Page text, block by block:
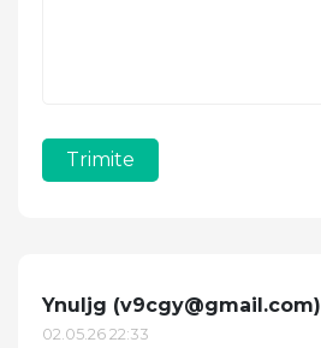
Trimite
Ynuljg (v9cgy@gmail.com)
02.05.26 22:33